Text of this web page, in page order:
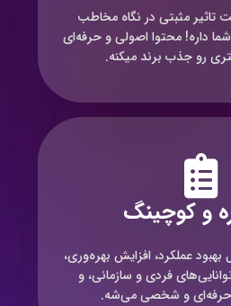
تاثیر مثبتی در نگاه مخاطب
داره! محتوا اصولی و حرفه‌ای
رو جذب برند میکنه.
و کوچینگ
عملکرد، افزایش بهره‌وری،
فردی و سازمانی، و
حرفه‌ای و شخصی می‌شه.